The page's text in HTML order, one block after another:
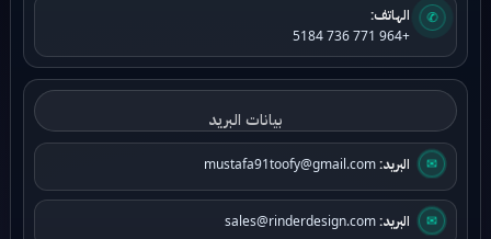
بيانات البريد
✉ البريد: sales@rinderdesign.com